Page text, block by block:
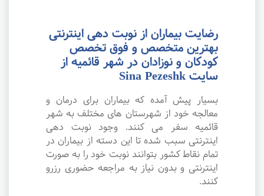
رضایت بیماران از نوبت دهی اینترنتی
بهترین متخصص و فوق تخصص
کودکان و نوزادان در شهر قائمیه از
سایت Sina Pezeshk
بسیار پیش آمده که بیماران برای درمان و
معالجه خود از شهرستان های مختلف به شهر
قائمیه سفر می کنند. وجود نوبت دهی
اینترنتی سبب شده تا این دسته از بیماران در
تمام نقاط کشور بتوانند نوبت خود را به صورت
اینترنتی و بدون نیاز به مراجعه حضوری رزرو
کنند.